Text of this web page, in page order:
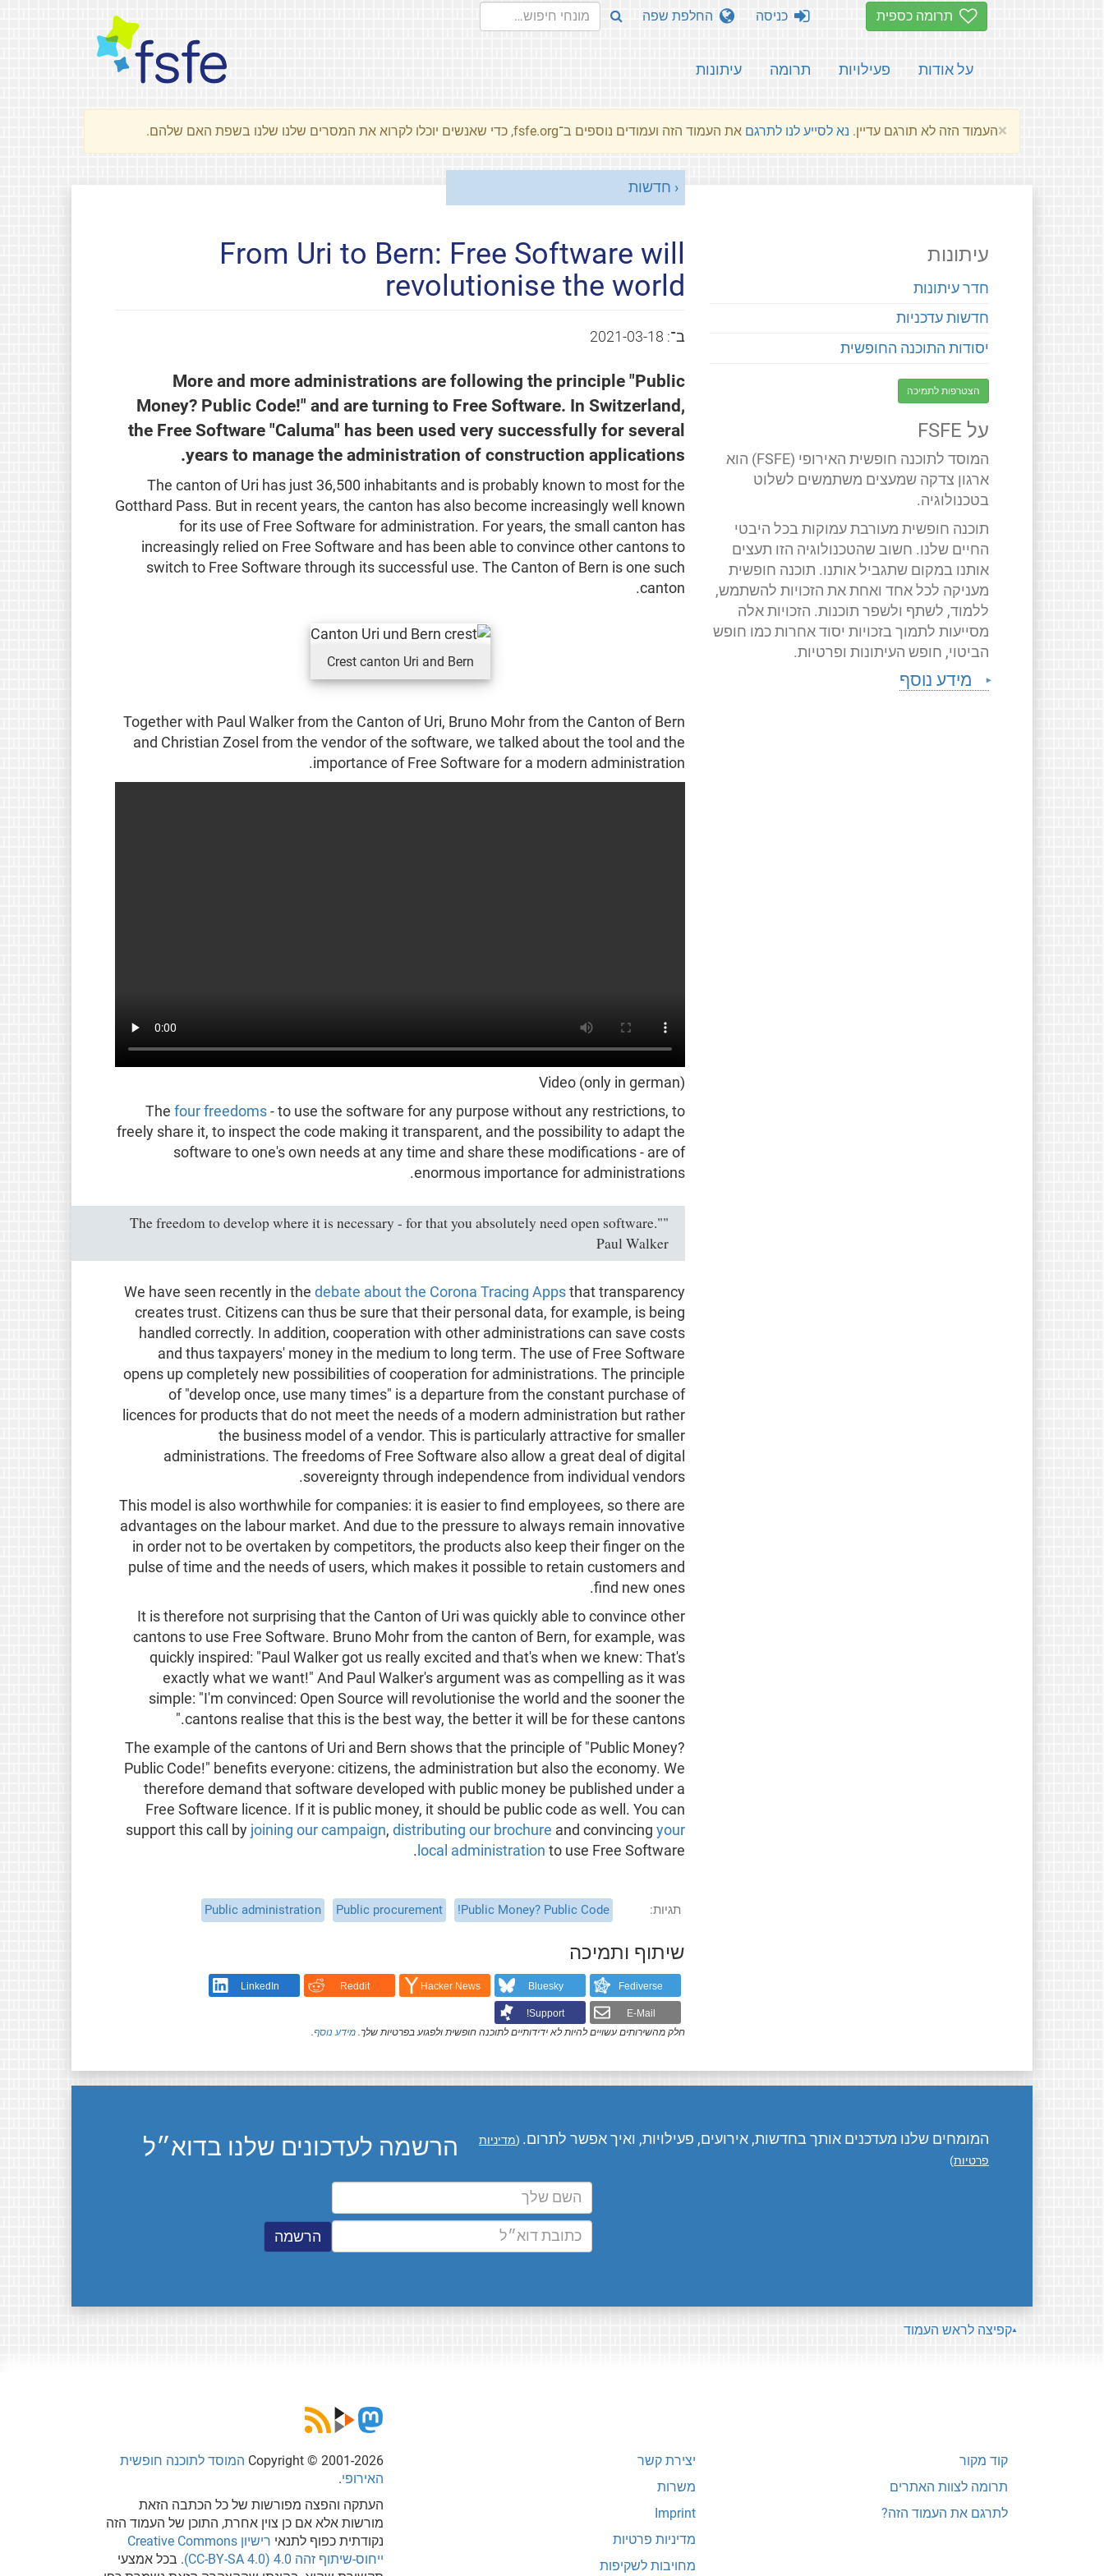
תרומה כספית
על אודות פעילויות תרומה עיתונות
כניסה החלפת שפה
×העמוד הזה לא תורגם עדיין. נא לסייע לנו לתרגם את העמוד הזה ועמודים נוספים ב־fsfe.org, כדי שאנשים יוכלו לקרוא את המסרים שלנו שלנו בשפת האם שלהם.
חדשות
From Uri to Bern: Free Software will
revolutionise the world
ב־: 2021-03-18
More and more administrations are following the principle "Public
Money? Public Code!" and are turning to Free Software. In Switzerland,
the Free Software "Caluma" has been used very successfully for several
years to manage the administration of construction applications.
The canton of Uri has just 36,500 inhabitants and is probably known to most for the
Gotthard Pass. But in recent years, the canton has also become increasingly well known
for its use of Free Software for administration. For years, the small canton has
increasingly relied on Free Software and has been able to convince other cantons to
switch to Free Software through its successful use. The Canton of Bern is one such
canton.
Crest canton Uri and Bern
Together with Paul Walker from the Canton of Uri, Bruno Mohr from the Canton of Bern
and Christian Zosel from the vendor of the software, we talked about the tool and the
importance of Free Software for a modern administration.
Video (only in german)
Thefour freedoms - to use the software for any purpose without any restrictions, to
freely share it, to inspect the code making it transparent, and the possibility to adapt the
software to one's own needs at any time and share these modifications - are of
enormous importance for administrations.
"The freedom to develop where it is necessary - for that you absolutely need open software."
Paul Walker
We have seen recently in thedebate about the Corona Tracing Apps that transparency
creates trust. Citizens can thus be sure that their personal data, for example, is being
handled correctly. In addition, cooperation with other administrations can save costs
and thus taxpayers' money in the medium to long term. The use of Free Software
opens up completely new possibilities of cooperation for administrations. The principle
of "develop once, use many times" is a departure from the constant purchase of
licences for products that do not meet the needs of a modern administration but rather
the business model of a vendor. This is particularly attractive for smaller
administrations. The freedoms of Free Software also allow a great deal of digital
sovereignty through independence from individual vendors.
This model is also worthwhile for companies: it is easier to find employees, so there are
advantages on the labour market. And due to the pressure to always remain innovative
in order not to be overtaken by competitors, the products also keep their finger on the
pulse of time and the needs of users, which makes it possible to retain customers and
find new ones.
It is therefore not surprising that the Canton of Uri was quickly able to convince other
cantons to use Free Software. Bruno Mohr from the canton of Bern, for example, was
quickly inspired: "Paul Walker got us really excited and that's when we knew: That's
exactly what we want!" And Paul Walker's argument was as compelling as it was
simple: "I'm convinced: Open Source will revolutionise the world and the sooner the
cantons realise that this is the best way, the better it will be for these cantons."
The example of the cantons of Uri and Bern shows that the principle of "Public Money?
Public Code!" benefits everyone: citizens, the administration but also the economy. We
therefore demand that software developed with public money be published under a
Free Software licence. If it is public money, it should be public code as well. You can
support this call by joining our campaign,distributing our brochure and convincingyour
local administration to use Free Software.
תגיות Public Money? Public Code!
Public procurement
Public administration
שיתוף ותמיכה
Fediverse
Bluesky
Hacker News
Reddit
LinkedIn
E-Mail
Support!
חלק מהשירותים עשויים להיות לא ידידותיים לתוכנה חופשית ולפגוע בפרטיות שלך. מידע נוסף.
עיתונות
חדר עיתונות
חדשות עדכניות
יסודות התוכנה החופשית
הצטרפות לתמיכה
על FSFE
המוסד לתוכנה חופשית האירופי (FSFE) הוא
ארגון צדקה שמעצים משתמשים לשלוט
בטכנולוגיה.
תוכנה חופשית מעורבת עמוקות בכל היבטי
החיים שלנו. חשוב שהטכנולוגיה הזו תעצים
אותנו במקום שתגביל אותנו. תוכנה חופשית
מעניקה לכל אחד ואחת את הזכויות להשתמש,
ללמוד, לשתף ולשפר תוכנות. הזכויות אלה
מסייעות לתמוך בזכויות יסוד אחרות כמו חופש
הביטוי, חופש העיתונות ופרטיות.
מידע נוסף
הרשמה לעדכונים שלנו בדוא״ל המומחים שלנו מעדכנים אותך בחדשות, אירועים, פעילויות, ואיך אפשר לתרום. (מדיניות
פרטיות)
קפיצה לראש העמוד
Copyright © 2001-2026 המוסד לתוכנה חופשית
האירופי.
העתקה והפצה מפורשות של כל הכתבה הזאת
מורשות אלא אם כן צוין אחרת, התוכן של העמוד הזה
נקודתית כפוף לתנאי
רישיון Creative Commons
ייחוס-שיתוף זהה 4.0 (CC-BY-SA 4.0)
. בכל אמצעי
יצירת קשר
משרות
Imprint
מדיניות פרטיות
מחויבות לשקיפות
קוד מקור
תרומה לצוות האתרים
לתרגם את העמוד הזה?